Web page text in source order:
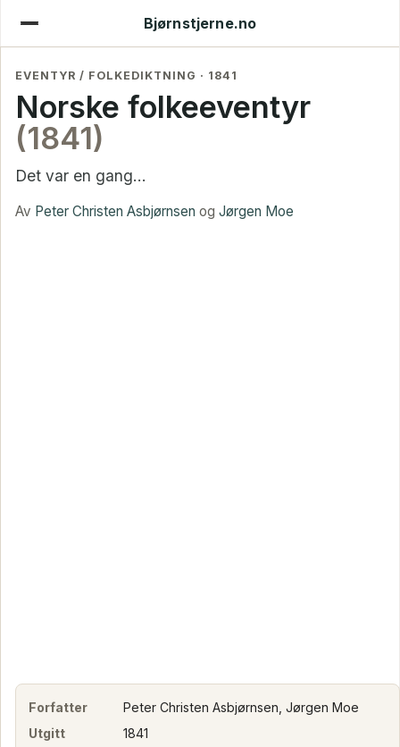
Bjørnstjerne.no
EVENTYR / FOLKEDIKTNING · 1841
Norske folkeeventyr
(1841)
Det var en gang...
Av Peter Christen Asbjørnsen og Jørgen Moe
Forfatter
Peter Christen Asbjørnsen, Jørgen Moe
Utgitt
1841